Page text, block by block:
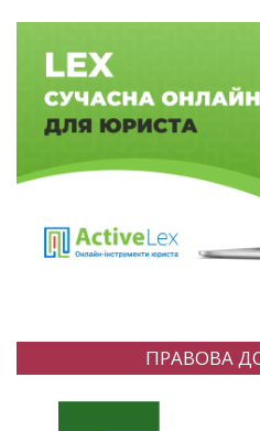
ПРАВОВА